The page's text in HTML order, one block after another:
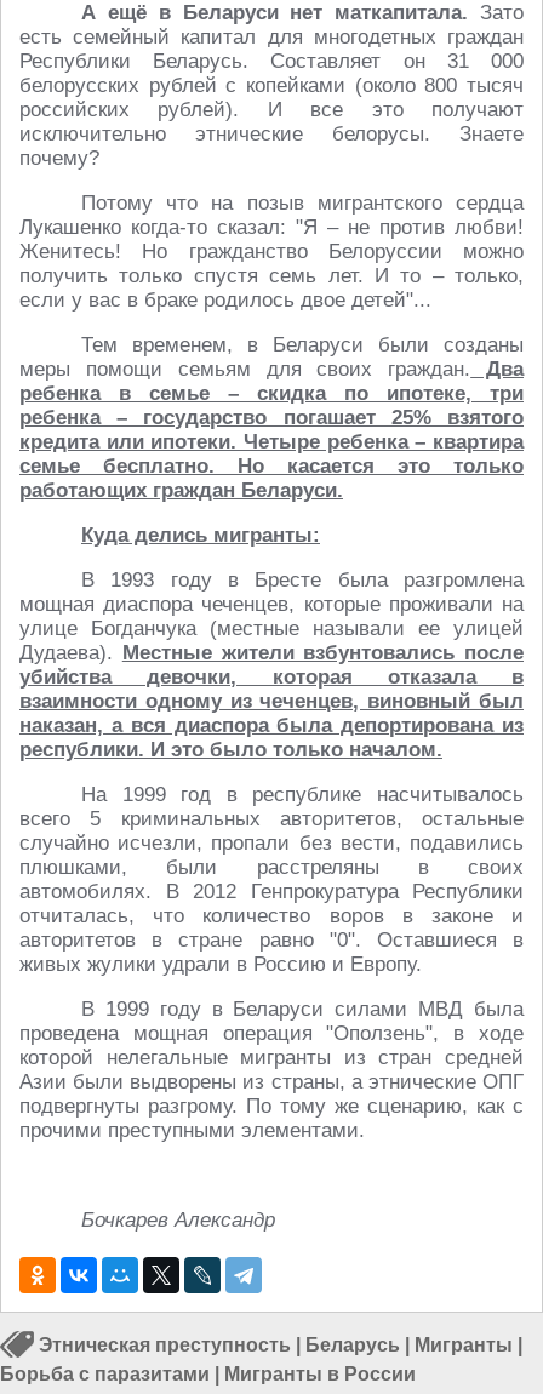
А ещё в Беларуси нет маткапитала. Зато
есть семейный капитал для многодетных граждан
Республики Беларусь. Составляет он 31 000
белорусских рублей с копейками (около 800 тысяч
российских рублей). И все это получают
исключительно этнические белорусы. Знаете
почему?
Потому что на позыв мигрантского сердца
Лукашенко когда-то сказал: "Я – не против любви!
Женитесь! Но гражданство Белоруссии можно
получить только спустя семь лет. И то – только,
если у вас в браке родилось двое детей"...
Тем временем, в Беларуси были созданы
меры помощи семьям для своих граждан. Два
ребенка в семье – скидка по ипотеке, три
ребенка – государство погашает 25% взятого
кредита или ипотеки. Четыре ребенка – квартира
семье бесплатно. Но касается это только
работающих граждан Беларуси.
Куда делись мигранты:
В 1993 году в Бресте была разгромлена
мощная диаспора чеченцев, которые проживали на
улице Богданчука (местные называли ее улицей
Дудаева). Местные жители взбунтовались после
убийства девочки, которая отказала в
взаимности одному из чеченцев, виновный был
наказан, а вся диаспора была депортирована из
республики. И это было только началом.
На 1999 год в республике насчитывалось
всего 5 криминальных авторитетов, остальные
случайно исчезли, пропали без вести, подавились
плюшками, были расстреляны в своих
автомобилях. В 2012 Генпрокуратура Республики
отчиталась, что количество воров в законе и
авторитетов в стране равно "0". Оставшиеся в
живых жулики удрали в Россию и Европу.
В 1999 году в Беларуси силами МВД была
проведена мощная операция "Оползень", в ходе
которой нелегальные мигранты из стран средней
Азии были выдворены из страны, а этнические ОПГ
подвергнуты разгрому. По тому же сценарию, как с
прочими преступными элементами.
Бочкарев Александр
Этническая преступность Беларусь Мигранты
Борьба с паразитами
Мигранты в России